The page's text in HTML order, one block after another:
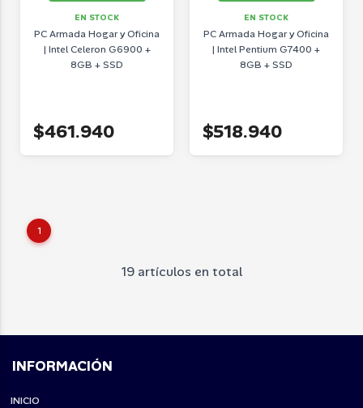
EN STOCK
PC Armada Hogar y Oficina
| Intel Celeron G6900 +
8GB + SSD
$461.940
EN STOCK
PC Armada Hogar y Oficina
| Intel Pentium G7400 +
8GB + SSD
$518.940
1
19 artículos en total
INFORMACIÓN
INICIO